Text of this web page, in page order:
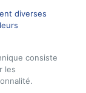
diverses
consiste
les